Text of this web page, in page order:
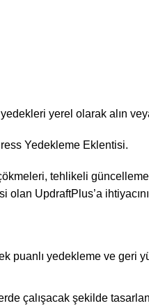
yedekleri yerel olarak alın
Yedekleme Eklentisi.
tehlikeli
UpdraftPlus’a
puanlı yedekleme ve geri
çalışacak şekilde